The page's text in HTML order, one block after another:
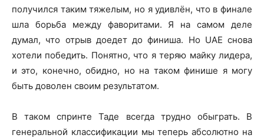
получился таким тяжелым, но я удивлён, что в финале
шла борьба между фаворитами. Я на самом деле
думал, что отрыв доедет до финиша. Но UAE снова
хотели победить. Понятно, что я теряю майку лидера,
и это, конечно, обидно, но на таком финише я могу
быть доволен своим результатом.
В таком спринте Таде всегда трудно обыграть. В
генеральной классификации мы теперь абсолютно на